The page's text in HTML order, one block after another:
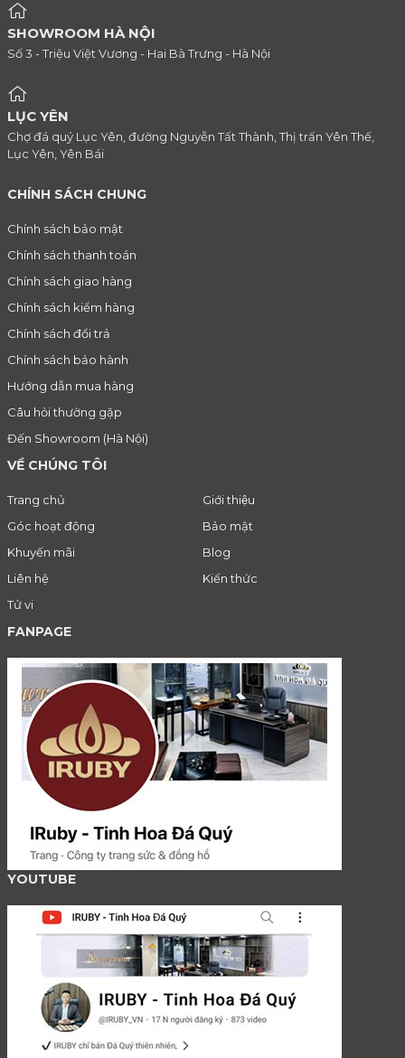
SHOWROOM HÀ NỘI
Số 3 - Triệu Việt Vương - Hai Bà Trưng - Hà Nội
LỤC YÊN
Chợ đá quý Lục Yên, đường Nguyễn Tất Thành, Thị trấn Yên Thế,
Lục Yên, Yên Bái
CHÍNH SÁCH CHUNG
Chính sách bảo mật
Chính sách thanh toán
Chính sách giao hàng
Chính sách kiểm hàng
Chính sách đổi trả
Chính sách bảo hành
Hướng dẫn mua hàng
Câu hỏi thường gặp
Đến Showroom (Hà Nội)
VỀ CHÚNG TÔI
Trang chủ
Giới thiệu
Góc hoạt động
Bảo mật
Khuyến mãi
Blog
Liên hệ
Kiến thức
Tử vi
FANPAGE
YOUTUBE